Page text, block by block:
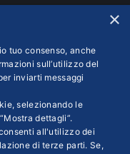
×
tuo consenso, anche
sull’utilizzo del
inviarti messaggi
selezionando le
dettagli”.
all'utilizzo dei
di terze parti. Se,